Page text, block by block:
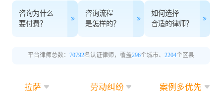
咨询为什么
要付费？
咨询流程
是怎样的？
如何选择
合适的律师？
平台律师总数： 70792名认证律师，覆盖296个城市、 2204个区县
拉萨 劳动纠纷 案例多优先